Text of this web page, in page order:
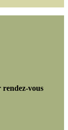
rendez-vous